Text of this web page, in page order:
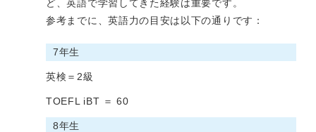
ど、英語で学習してきた経験は重要です。
参考までに、英語力の目安は以下の通りです：
7年生
英検＝2級
TOEFL iBT ＝ 60
8年生